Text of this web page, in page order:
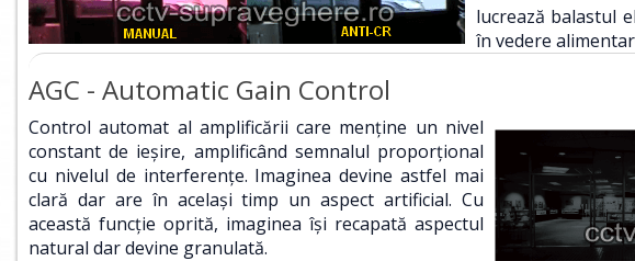
lucrează balastul
în vedere
AGC - Automatic Gain Control
Control automat al amplificării care menţine un nivel
constant de ieşire, amplificând semnalul proporţional
cu nivelul de interferenţe. Imaginea devine astfel mai
clară dar are în acelaşi timp un aspect artificial. Cu
această funcţie oprită, imaginea îşi recapată aspectul
natural dar devine granulată.